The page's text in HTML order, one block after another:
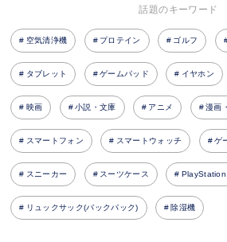
話題のキーワード
空気清浄機 プロテイン ゴルフ
タブレット ゲームパッド イヤホン
映画 小説・文庫 アニメ 漫画
スマートフォン スマートウォッチ ゲ
スニーカー スーツケース
リュックサック(バックパック) 除湿機